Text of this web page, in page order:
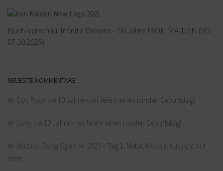
Buch-Vorschau: Infinite Dreams – 50 Jahre IRON MAIDEN (VÖ:
07.10.2025)
NEUESTE KOMMENTARE
Doc Rock 10 Jahre – wir feiern einen runden Geburtstag!
Lony 10 Jahre – wir feiern einen runden Geburtstag!
Matt
Dong Open Air 2025 – Tag 1: Metal, Mosh & Aussicht auf
mehr